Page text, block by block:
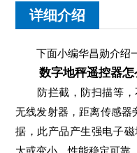
详细介绍
下面小编华昌勋介绍
数字地秤遥控器怎
防拦截，防扫描等，
无线发射器，距离传感器
据，此产品产生强电子
大或变小，性能稳定可靠